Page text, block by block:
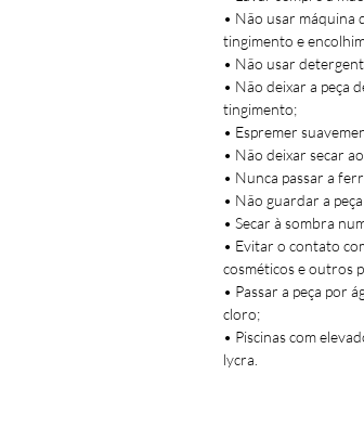
• Padrão: ervas.
• Parte de cima
• Parte de baixo
• Desenhado e
• Não usar máquina
tingimento e
• Não usar
• Não deixar a peça
tingimento;
• Espremer
• Não deixar secar
• Nunca passar a
• Não guardar a
• Secar à sombra
• Evitar o contato
cosméticos e outros
• Passar a peça por
cloro;
• Piscinas com
lycra.